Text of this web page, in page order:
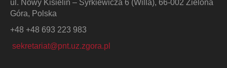
ul. Nowy Kisielin – Syrkiewicza 6 (Willa), 66-002 Zielona
Góra, Polska
+48 +48 693 223 983
sekretariat@pnt.uz.zgora.pl